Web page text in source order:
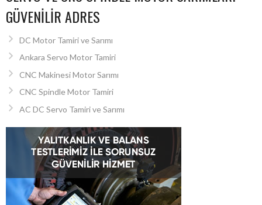
GÜVENILIR ADRES
DC Motor Tamiri ve Sarımı
Ankara Servo Motor Tamiri
CNC Makinesi Motor Sarımı
CNC Spindle Motor Tamiri
AC DC Servo Tamiri ve Sarımı